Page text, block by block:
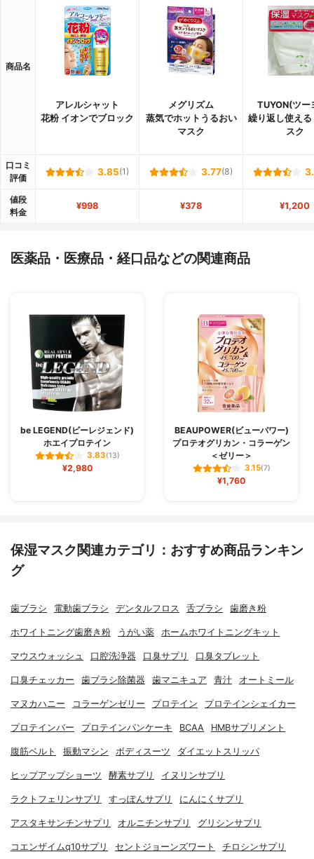
商品名
アレルシャット
花粉 イオンでブロック
メグリズム
蒸気でホットうるおい
マスク
TUYON(ツー
繰り返し使える
スク
口コミ
評価
3.85(1) 3.77(8)
値段
料金
¥998 ¥378 ¥1,200
医薬品・医療品・経口品などの関連商品
be LEGEND(ビーレジェンド)
ホエイプロテイン
3.83(13)
¥2,980
BEAUPOWER(ビューパワー)
プロテオグリカン・コラーゲン
＜ゼリー＞
3.15(7)
¥1,760
保湿マスク関連カテゴリ：おすすめ商品ランキン
グ
歯ブラシ 電動歯ブラシ デンタルフロス 舌ブラシ 歯磨き粉
ホワイトニング歯磨き粉 うがい薬 ホームホワイトニングキット
マウスウォッシュ 口腔洗浄器 口臭サプリ 口臭タブレット
口臭チェッカー 歯ブラシ除菌器 歯マニキュア 青汁 オートミール
マヌカハニー コラーゲンゼリー プロテイン プロテインシェイカー
プロテインバー プロテインパンケーキ BCAA HMBサプリメント
腹筋ベルト 振動マシン ボディスーツ ダイエットスリッパ
ヒップアップショーツ 酵素サプリ イヌリンサプリ
ラクトフェリンサプリ すっぽんサプリ にんにくサプリ
アスタキサンチンサプリ オルニチンサプリ グリシンサプリ
コエンザイムq10サプリ セントジョーンズワート チロシンサプリ